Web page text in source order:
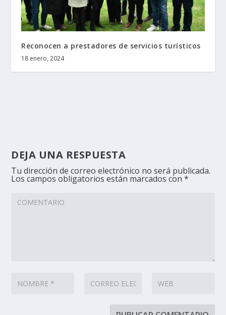
Reconocen a prestadores de servicios turísticos
18 enero, 2024
DEJA UNA RESPUESTA
Tu dirección de correo electrónico no será publicada.
Los campos obligatorios están marcados con*